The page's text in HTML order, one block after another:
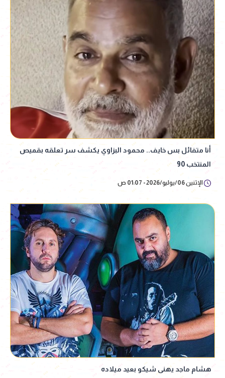
أنا متفائل بس خايف.. محمود البزاوي يكشف سر تعلقه بقميص
المنتخب 90
الإثنين 06/يوليو/2026 - 01:07 ص
هشام ماجد يهنى شيكو بعيد ميلاده